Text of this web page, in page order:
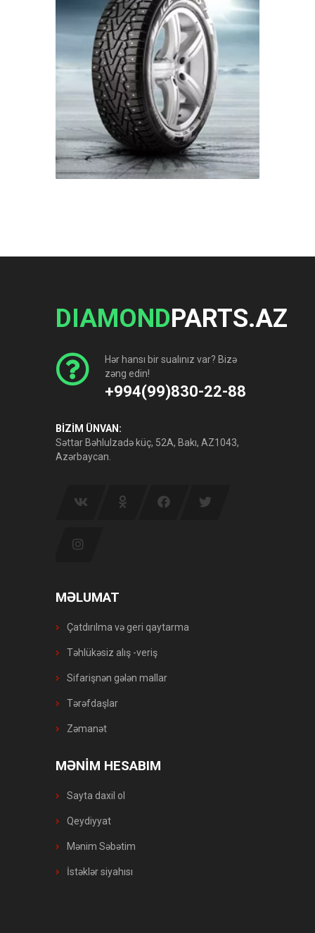
DIAMONDPARTS.AZ
Hər hansı bir sualınız var? Bizə
zəng edin!
+994(99)830-22-88
BİZİM ÜNVAN:
Səttar Bəhlulzadə küç, 52A, Bakı, AZ1043,
Azərbaycan.
MƏLUMAT
Çatdırılma və geri qaytarma
Təhlükəsiz alış -veriş
Sifarişnən gələn mallar
Tərəfdaşlar
Zəmanət
MƏNİM HESABIM
Sayta daxil ol
Qeydiyyat
Mənim Səbətim
İstəklər siyahısı